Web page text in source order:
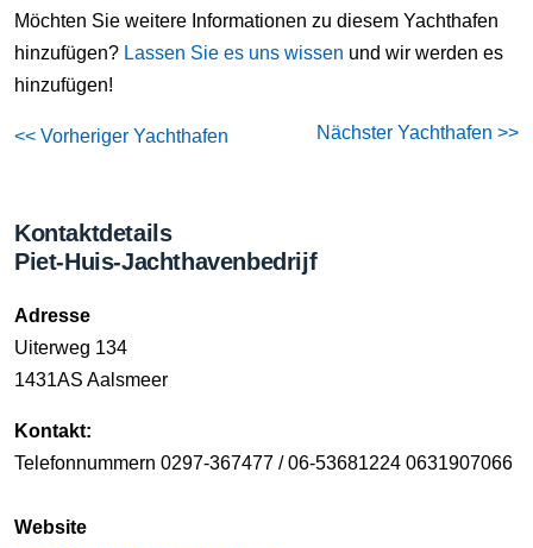
Möchten Sie weitere Informationen zu diesem Yachthafen
hinzufügen? Lassen Sie es uns wissen und wir werden es
hinzufügen!
<< Vorheriger Yachthafen Nächster Yachthafen >>
Kontaktdetails
Piet-Huis-Jachthavenbedrijf
Adresse
Uiterweg 134
1431AS Aalsmeer
Kontakt:
Telefonnummern 0297-367477 / 06-53681224 0631907066
Website